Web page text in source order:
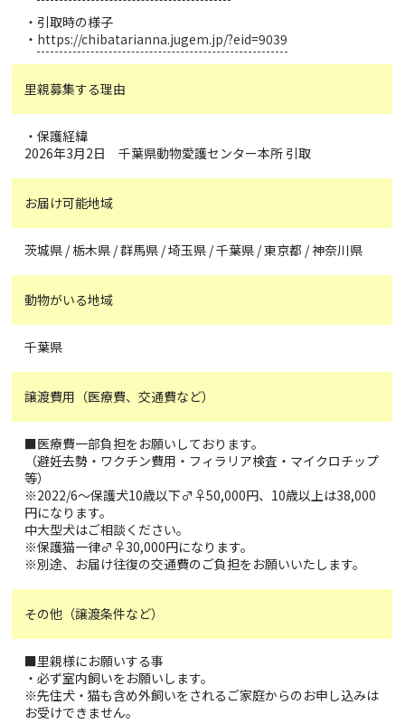
・引取時の様子
・ https://chibatarianna.jugem.jp/?eid=9039
里親募集する理由
・保護経緯
2026年3月2日 千葉県動物愛護センター本所 引取
お届け可能地域
茨城県 / 栃木県 / 群馬県 / 埼玉県 / 千葉県 / 東京都 / 神奈川県
動物がいる地域
千葉県
譲渡費用（医療費、交通費など）
■医療費一部負担をお願いしております。
（避妊去勢・ワクチン費用・フィラリア検査・マイクロチップ
等）
※2022/6〜保護犬10歳以下♂♀50,000円、10歳以上は38,000
円になります。
中大型犬はご相談ください。
※保護猫一律♂♀30,000円になります。
※別途、お届け往復の交通費のご負担をお願いいたします。
その他（譲渡条件など）
■里親様にお願いする事
・必ず室内飼いをお願いします。
※先住犬・猫も含め外飼いをされるご家庭からのお申し込みは
お受けできません。